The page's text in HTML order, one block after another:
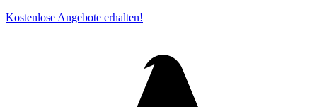
Kostenlose Angebote erhalten!